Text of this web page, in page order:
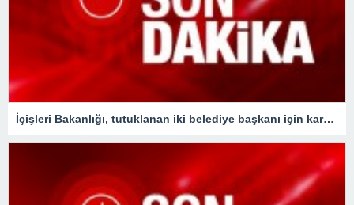
İçişleri Bakanlığı, tutuklanan iki belediye başkanı için karar aldı !